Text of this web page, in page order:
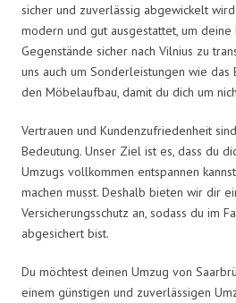
sicher und zuverlässig abgewickelt
modern und gut ausgestattet, um
Gegenstände sicher nach Vilnius zu
uns auch um Sonderleistungen wie das
den Möbelaufbau, damit du dich um
Vertrauen und Kundenzufriedenheit
Bedeutung. Unser Ziel ist es, dass du
Umzugs vollkommen entspannen
machen musst. Deshalb bieten wir dir
Versicherungsschutz an, sodass du im
abgesichert bist.
Du möchtest deinen Umzug von
einem günstigen und zuverlässigen